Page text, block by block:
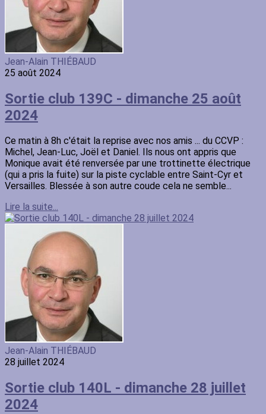
Jean-Alain THIÉBAUD
25 août 2024
Sortie club 139C - dimanche 25 août
2024
Ce matin à 8h c'était la reprise avec nos amis ... du CCVP :
Michel, Jean-Luc, Joël et Daniel. Ils nous ont appris que
Monique avait été renversée par une trottinette électrique
(qui a pris la fuite) sur la piste cyclable entre Saint-Cyr et
Versailles. Blessée à son autre coude cela ne semble...
Lire la suite...
Jean-Alain THIÉBAUD
28 juillet 2024
Sortie club 140L - dimanche 28 juillet
2024